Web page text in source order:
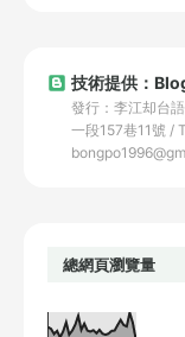
技術提供：
發行：李江却台
一段157巷11號 /
總網頁瀏覽量